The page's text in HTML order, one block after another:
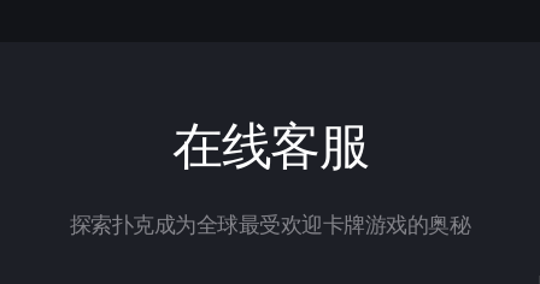
在线客服
探索扑克成为全球最受欢迎卡牌游戏的奥秘